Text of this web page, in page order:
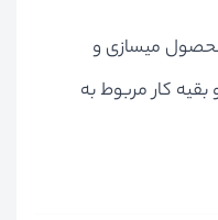
میسازی و
کار مربوط به